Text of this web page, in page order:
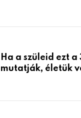
Ha a szüleid ezt a
mutatják, életük